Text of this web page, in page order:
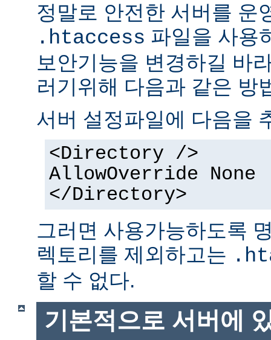
정말로 안전한 서버를 운
.htaccess 파일을 사용
보안기능을 변경하길 바
러기위해 다음과 같은 방
서버 설정파일에 다음을
<Directory />
AllowOverride None
</Directory>
그러면 사용가능하도록
렉토리를 제외하고는
할 수 없다.
기본적으로 서버에